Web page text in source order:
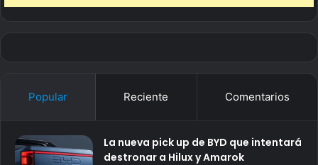
Popular Reciente Comentarios
La nueva pick up de BYD que intentará
destronar a Hilux y Amarok